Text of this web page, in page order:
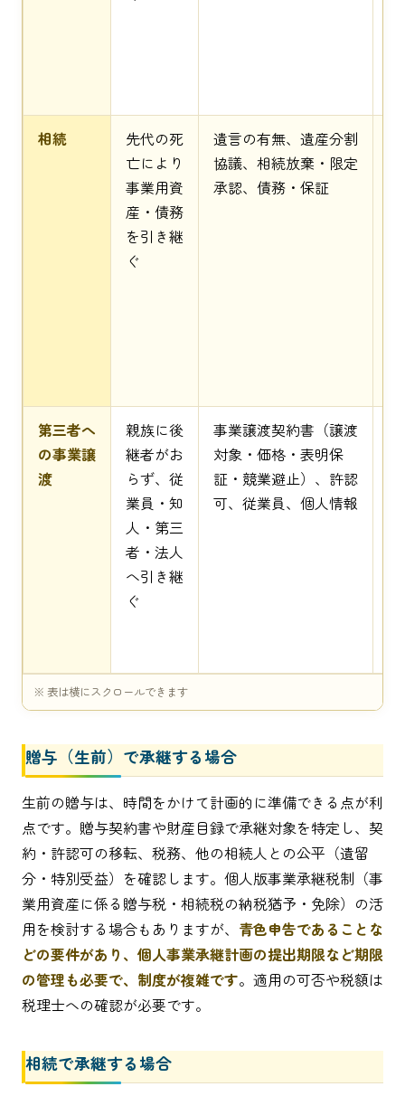
相続
先代の死
亡により
事業用資
産・債務
を引き継
ぐ
遺言の有無、遺産分割
協議、相続放棄・限定
承認、債務・保証
第三者へ
の事業譲
渡
親族に後
継者がお
らず、従
業員・知
人・第三
者・法人
へ引き継
ぐ
事業譲渡契約書（譲渡
対象・価格・表明保
証・競業避止）、許認
可、従業員、個人情報
贈与（生前）で承継する場合
生前の贈与は、時間をかけて計画的に準備できる点が利
点です。贈与契約書や財産目録で承継対象を特定し、契
約・許認可の移転、税務、他の相続人との公平（遺留
分・特別受益）を確認します。個人版事業承継税制（事
業用資産に係る贈与税・相続税の納税猶予・免除）の活
用を検討する場合もありますが、 青色申告であることな
どの要件があり、個人事業承継計画の提出期限など期限
の管理も必要で、制度が複雑です。適用の可否や税額は
税理士への確認が必要です。
相続で承継する場合